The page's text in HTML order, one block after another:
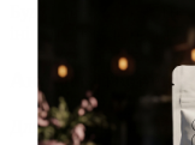
Будь ласка,
ініціювати ще один
Акаунт створено
Для завершення